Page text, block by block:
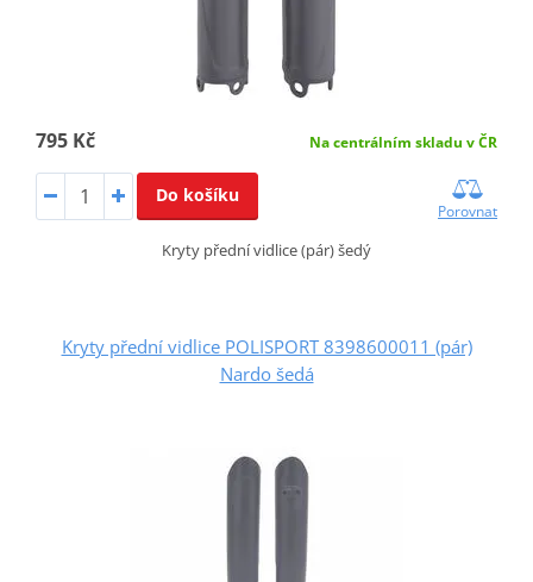
795 Kč Na centrálním skladu v ČR
Do košíku
Porovnat
Kryty přední vidlice (pár) šedý
Kryty přední vidlice POLISPORT 8398600011 (pár)
Nardo šedá